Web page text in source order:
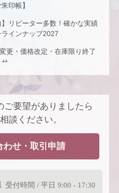
印帳】
】リピーター多数！確かな実績
インナップ2027
更・価格改定・在庫限り終了
せ
派手すぎないがちょうどい
ける、和紙の扇子
のお知らせ
ルのご案内
ご要望がありましたら
談ください。
わせ・取引申請
受付時間 / 平日 9:00 - 17:30